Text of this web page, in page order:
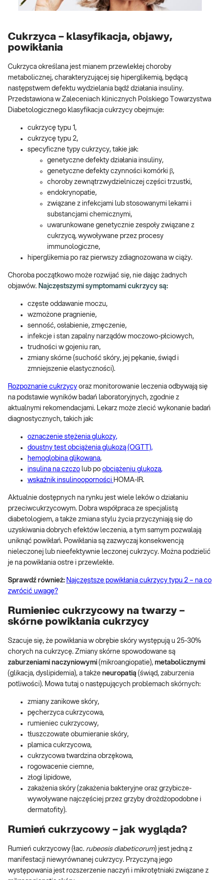
Cukrzyca – klasyfikacja, objawy,
powikłania
Cukrzyca określana jest mianem przewlekłej choroby
metabolicznej, charakteryzującej się hiperglikemią, będącą
następstwem defektu wydzielania bądź działania insuliny.
Przedstawiona w Zaleceniach klinicznych Polskiego Towarzystwa
Diabetologicznego klasyfikacja cukrzycy obejmuje:
cukrzycę typu 1,
cukrzycę typu 2,
specyficzne typy cukrzycy, takie jak:
genetyczne defekty działania insuliny,
genetyczne defekty czynności komórki β,
choroby zewnątrzwydzielniczej części trzustki,
endokrynopatie,
związane z infekcjami lub stosowanymi lekami i
substancjami chemicznymi,
uwarunkowane genetycznie zespoły związane z
cukrzycą, wywoływane przez procesy
immunologiczne,
hiperglikemia po raz pierwszy zdiagnozowana w ciąży.
Choroba początkowo może rozwijać się, nie dając żadnych
objawów. Najczęstszymi symptomami cukrzycy są:
częste oddawanie moczu,
wzmożone pragnienie,
senność, osłabienie, zmęczenie,
infekcje i stan zapalny narządów moczowo-płciowych,
trudności w gojeniu ran,
zmiany skórne (suchość skóry, jej pękanie, świąd i
zmniejszenie elastyczności).
Rozpoznanie cukrzycy oraz monitorowanie leczenia odbywają się
na podstawie wyników badań laboratoryjnych, zgodnie z
aktualnymi rekomendacjami. Lekarz może zlecić wykonanie badań
diagnostycznych, takich jak:
oznaczenie stężenia glukozy,
doustny test obciążenia glukozą (OGTT),
hemoglobina glikowana,
insulina na czczo lub po obciążeniu glukozą,
wskaźnik insulinooporności HOMA-IR.
Aktualnie dostępnych na rynku jest wiele leków o działaniu
przeciwcukrzycowym. Dobra współpraca ze specjalistą
diabetologiem, a także zmiana stylu życia przyczyniają się do
uzyskiwania dobrych efektów leczenia, a tym samym pozwalają
uniknąć powikłań. Powikłania są zazwyczaj konsekwencją
nieleczonej lub nieefektywnie leczonej cukrzycy. Można podzielić
je na powikłania ostre i przewlekłe.
Sprawdź również: Najczęstsze powikłania cukrzycy typu 2 – na co
zwrócić uwagę?
Rumieniec cukrzycowy na twarzy –
skórne powikłania cukrzycy
Szacuje się, że powikłania w obrębie skóry występują u 25-30%
chorych na cukrzycę. Zmiany skórne spowodowane są
zaburzeniami naczyniowymi (mikroangiopatie), metabolicznymi
(glikacja, dyslipidemia), a także neuropatią (świąd, zaburzenia
potliwości). Mowa tutaj o następujących problemach skórnych:
zmiany zanikowe skóry,
pęcherzyca cukrzycowa,
rumieniec cukrzycowy,
tłuszczowate obumieranie skóry,
plamica cukrzycowa,
cukrzycowa twardzina obrzękowa,
rogowacenie ciemne,
złogi lipidowe,
zakażenia skóry (zakażenia bakteryjne oraz grzybicze-
wywoływane najczęściej przez grzyby drożdżopodobne i
dermatofity).
Rumień cukrzycowy – jak wygląda?
Rumień cukrzycowy (łac. rubeosis diabeticorum) jest jedną z
manifestacji niewyrównanej cukrzycy. Przyczyną jego
występowania jest rozszerzenie naczyń i mikrotętniaki związane z